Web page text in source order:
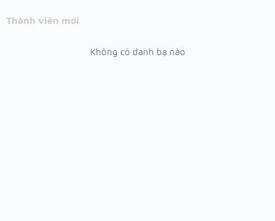
Thành viên mới
Không có danh bạ nào